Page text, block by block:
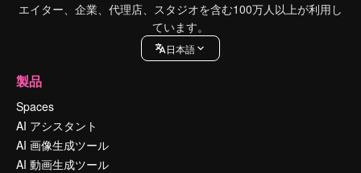
エイター、企業、代理店、スタジオを含む100万人以上が利用し
ています。
日本語
製品
Spaces
AI アシスタント
AI 画像生成ツール
AI 動画生成ツール